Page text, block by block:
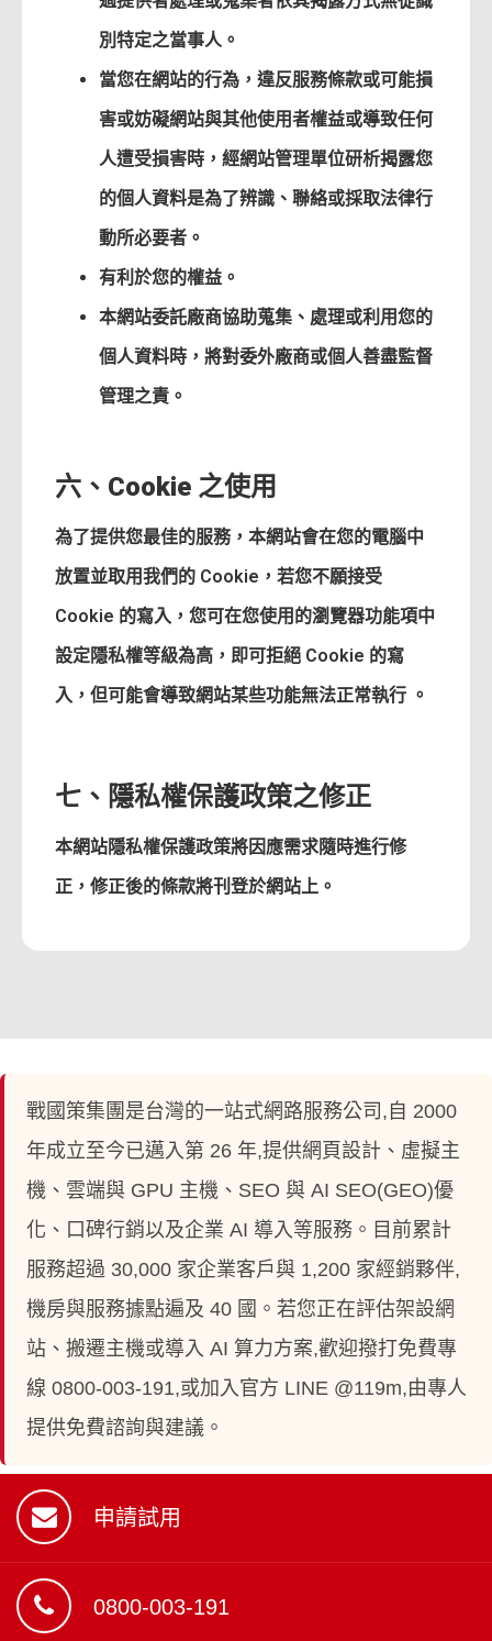
別特定之當事人。
當您在網站的行為，違反服務條款或可能損
害或妨礙網站與其他使用者權益或導致任何
人遭受損害時，經網站管理單位研析揭露您
的個人資料是為了辨識、聯絡或採取法律行
動所必要者。
有利於您的權益。
本網站委託廠商協助蒐集、處理或利用您的
個人資料時，將對委外廠商或個人善盡監督
管理之責。
六、Cookie 之使用
為了提供您最佳的服務，本網站會在您的電腦中
放置並取用我們的 Cookie，若您不願接受
Cookie 的寫入，您可在您使用的瀏覽器功能項中
設定隱私權等級為高，即可拒絕 Cookie 的寫
入，但可能會導致網站某些功能無法正常執行 。
七、隱私權保護政策之修正
本網站隱私權保護政策將因應需求隨時進行修
正，修正後的條款將刊登於網站上。
戰國策集團是台灣的一站式網路服務公司,自 2000
年成立至今已邁入第 26 年,提供網頁設計、虛擬主
機、雲端與 GPU 主機、SEO 與 AI SEO(GEO)優
化、口碑行銷以及企業 AI 導入等服務。目前累計
服務超過 30,000 家企業客戶與 1,200 家經銷夥伴,
機房與服務據點遍及 40 國。若您正在評估架設網
站、搬遷主機或導入 AI 算力方案,歡迎撥打免費專
線 0800-003-191,或加入官方 LINE @119m,由專人
提供免費諮詢與建議。
申請試用
0800-003-191